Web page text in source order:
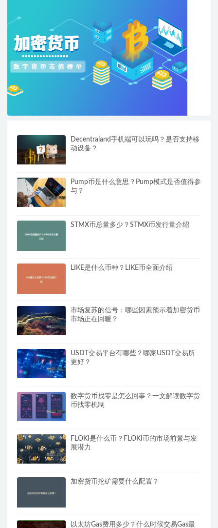
Decentraland手机端可以玩吗？是否支持移
动设备？
Pump币是什么意思？Pump模式是否值得参
与？
STMX币总量多少？STMX币发行量介绍
LIKE是什么币种？LIKE币全面介绍
市场复苏的信号：哪些因素预示着加密货币
市场正在回暖？
USDT交易平台有哪些？哪家USDT交易所
更好？
数字货币找零是怎么回事？一文解读数字货
币找零机制
FLOKI是什么币？FLOKI币的市场前景与发
展潜力
加密货币挖矿需要什么配置？
以太坊Gas费用多少？什么时候交易Gas最